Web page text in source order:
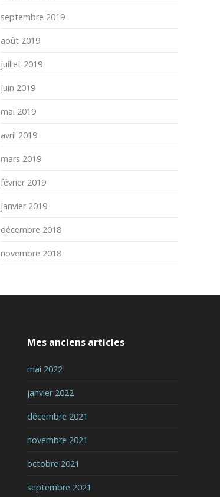
septembre 2019
août 2019
juillet 2019
juin 2019
mai 2019
avril 2019
mars 2019
février 2019
janvier 2019
décembre 2018
novembre 2018
Mes anciens articles
mai 2022
janvier 2022
décembre 2021
novembre 2021
octobre 2021
septembre 2021